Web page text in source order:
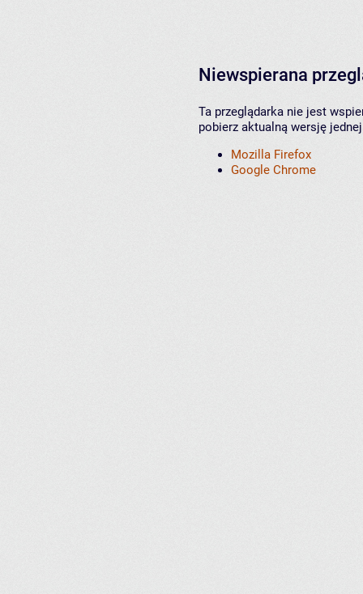
Niewspierana
Ta przeglądarka nie jest
pobierz aktualną wersję
Mozilla Firefox
Google Chrome